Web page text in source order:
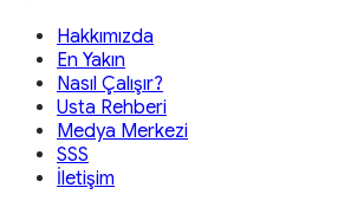
Hakkımızda
En Yakın
Nasıl Çalışır?
Usta Rehberi
Medya Merkezi
SSS
İletişim